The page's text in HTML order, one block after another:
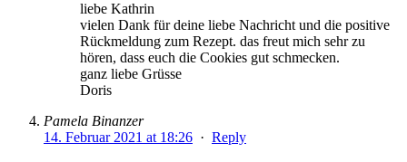
liebe Kathrin
vielen Dank für deine liebe Nachricht und die positive
Rückmeldung zum Rezept. das freut mich sehr zu
hören, dass euch die Cookies gut schmecken.
ganz liebe Grüsse
Doris
Pamela Binanzer
14. Februar 2021 at 18:26 · Reply